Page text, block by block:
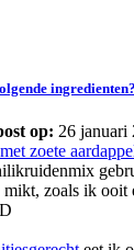
ingredienten?
op: 26 januari
zoete
zoals ik ooit